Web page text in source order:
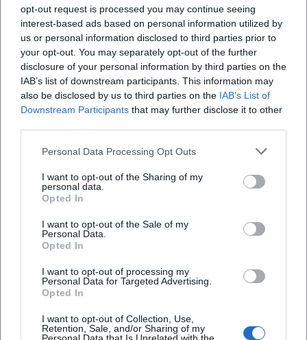
opt-out request is processed you may continue seeing
interest-based ads based on personal information utilized by
us or personal information disclosed to third parties prior to
your opt-out. You may separately opt-out of the further
disclosure of your personal information by third parties on the
IAB’s list of downstream participants. This information may
also be disclosed by us to third parties on the IAB’s List of
Downstream Participants that may further disclose it to other
Personal Data Processing Opt Outs
I want to opt-out of the Sharing of my
personal data.
Opted In
I want to opt-out of the Sale of my
Personal Data.
Opted In
I want to opt-out of processing my
Personal Data for Targeted Advertising.
Opted In
I want to opt-out of Collection, Use,
Retention, Sale, and/or Sharing of my
Map unavailable
Open in Google Maps
Häufig gestellte Fragen
Wann hat der Markt geöffnet
Wo findet der Markt statt